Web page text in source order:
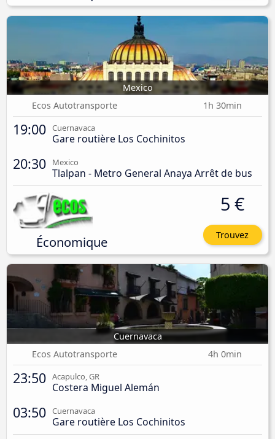
Mexico
Ecos Autotransporte
1h 30min
19:00 Cuernavaca
Gare routière Los Cochinitos
20:30 Mexico
Tlalpan - Metro General Anaya Arrêt de bus
Économique
5 €
Trouvez
Cuernavaca
Ecos Autotransporte
4h 0min
23:50 Acapulco, GR
Costera Miguel Alemán
03:50 Cuernavaca
Gare routière Los Cochinitos